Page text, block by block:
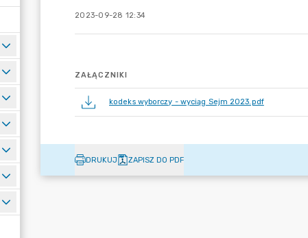
2023-09-28 12:34
ZAŁĄCZNIKI
kodeks wyborczy - wyciąg Sejm 2023.pdf
DRUKUJ ZAPISZ DO PDF